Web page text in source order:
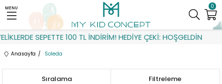
SEPETTE 100 TL İNDİRİM! HEDİYE ÇEKİ: HOŞGELDİN
0
MENU
Anasayfa Soleda
Filtreleme
Sıralama